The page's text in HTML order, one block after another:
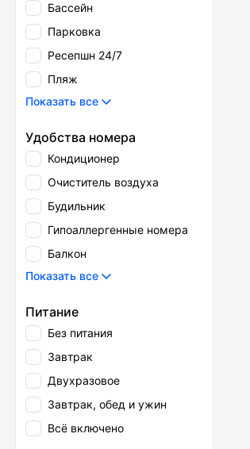
Бассейн
Парковка
Ресепшн 24/7
Пляж
Показать все
Удобства номера
Кондиционер
Очиститель воздуха
Будильник
Гипоаллергенные номера
Балкон
Показать все
Питание
Без питания
Завтрак
Двухразовое
Завтрак, обед и ужин
Всё включено